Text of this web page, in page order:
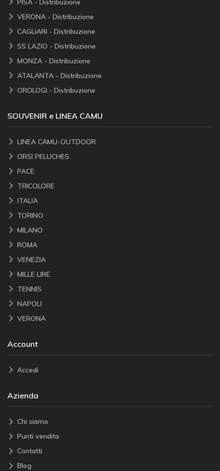
VERONA - Distribuzione
CAGLIARI - Distribuzione
SS LAZIO - Distribuzione
MONZA - Distribuzione
ATALANTA - Distribuzione
OROLOGI - Distribuzione
SOUVENIR e LINEA CAMU
LINEA CAMU-OUTDOOR
ORSI PELUCHES
PACE
TRICOLORE
ITALIA
TORINO
MILANO
ROMA
VENEZIA
MILLE LIRE
TENNIS
NAPOLI
VERONA
Account
Accedi
Azienda
Chi siamo
Punti vendita
Contatti
Blog